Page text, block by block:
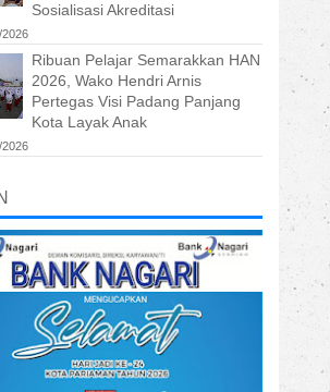
Sosialisasi Akreditasi
Ribuan Pelajar Semarakkan HAN
2026, Wako Hendri Arnis
Pertegas Visi Padang Panjang
Kota Layak Anak